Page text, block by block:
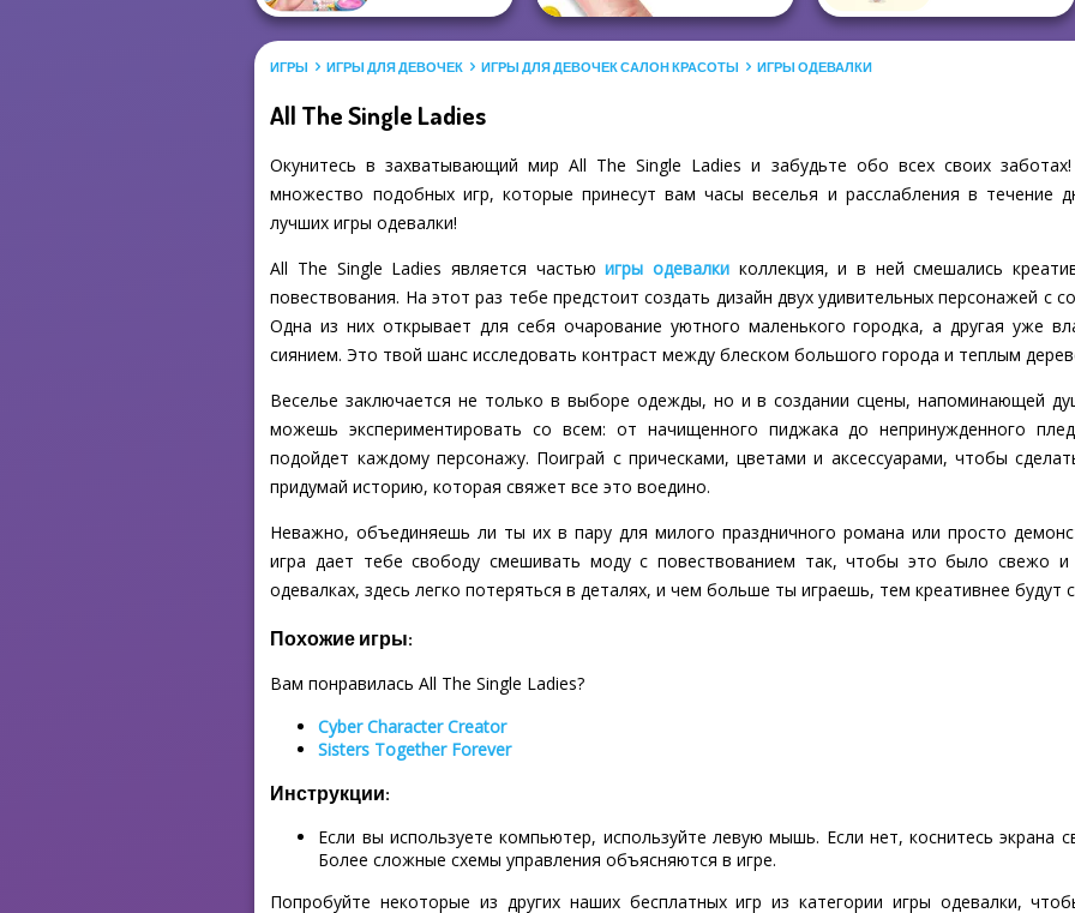
ИГРЫ ИГРЫ ДЛЯ ДЕВОЧЕК ИГРЫ ДЛЯ ДЕВОЧЕК САЛОН КРАСОТЫ ИГРЫ ОДЕВАЛКИ
All The Single Ladies
Окунитесь в захватывающий мир All The Single Ladies и забудьте обо всех своих
множество подобных игр, которые принесут вам часы веселья и расслабления в течение
лучших игры одевалки!
All The Single Ladies является частьюигры одевалки коллекция, и в ней смешались
повествования. На этот раз тебе предстоит создать дизайн двух удивительных персонажей с
Одна из них открывает для себя очарование уютного маленького городка, а другая уже
сиянием. Это твой шанс исследовать контраст между блеском большого города и теплым
Веселье заключается не только в выборе одежды, но и в создании сцены, напоминающей
можешь экспериментировать со всем: от начищенного пиджака до непринужденного
подойдет каждому персонажу. Поиграй с прическами, цветами и аксессуарами, чтобы
придумай историю, которая свяжет все это воедино.
Неважно, объединяешь ли ты их в пару для милого праздничного романа или просто
игра дает тебе свободу смешивать моду с повествованием так, чтобы это было свежо
одевалках, здесь легко потеряться в деталях, и чем больше ты играешь, тем креативнее будут
Похожие игры:
Вам понравилась All The Single Ladies?
Cyber Character Creator
Sisters Together Forever
Инструкции:
Если вы используете компьютер, используйте левую мышь. Если нет, коснитесь экрана
Более сложные схемы управления объясняются в игре.
Попробуйте некоторые из других наших бесплатных игр из категории игры одевалки,